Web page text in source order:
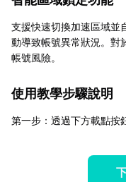
支援快速切換加速區域並
動導致帳號異常狀況。對
帳號風險。
使用教學步驟說明
第一步：透過下方載點按